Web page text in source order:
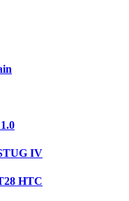
IV
HTC